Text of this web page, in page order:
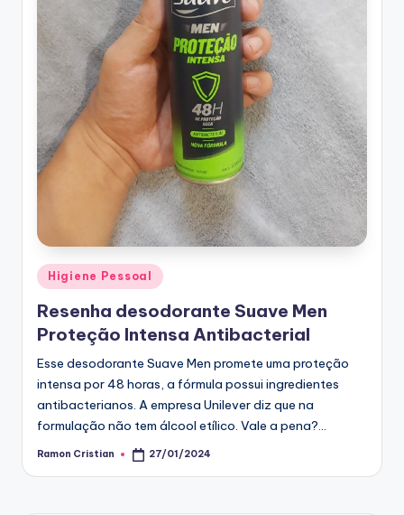
Posted
in
Higiene Pessoal
Resenha desodorante Suave Men
Proteção Intensa Antibacterial
Esse desodorante Suave Men promete uma proteção
intensa por 48 horas, a fórmula possui ingredientes
antibacterianos. A empresa Unilever diz que na
formulação não tem álcool etílico. Vale a pena?…
Posted
Ramon Cristian 27/01/2024